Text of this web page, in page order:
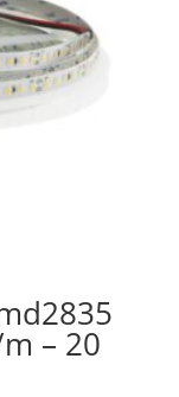
– 20